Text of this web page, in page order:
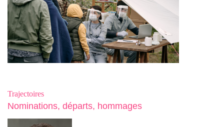
Trajectoires
Nominations, départs, hommages